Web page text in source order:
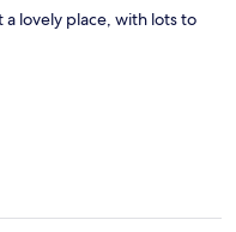
lovely place, with lots to